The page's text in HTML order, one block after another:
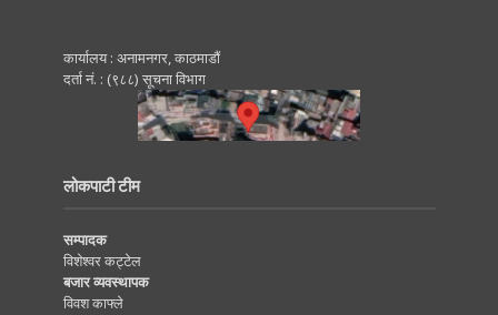
कार्यालय : अनामनगर, काठमाडाैं
दर्ता नं. : (९८८) सूचना विभाग
लोकपाटी टीम
सम्पादक
विशेश्वर कट्टेल
बजार व्यवस्थापक
विवश काफ्ले